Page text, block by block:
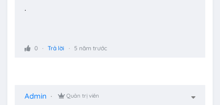
.
0 Trả lời 5 năm trước
Admin Quản trị viên